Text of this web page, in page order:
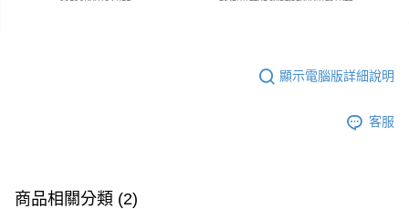
顯示電腦版詳細說明
客服
商品相關分類 (2)